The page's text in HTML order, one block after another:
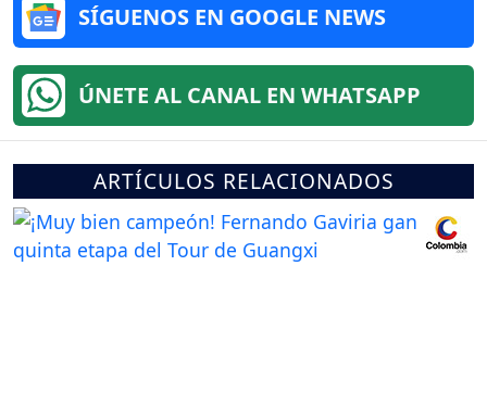
SÍGUENOS EN GOOGLE NEWS
ÚNETE AL CANAL EN WHATSAPP
ARTÍCULOS RELACIONADOS